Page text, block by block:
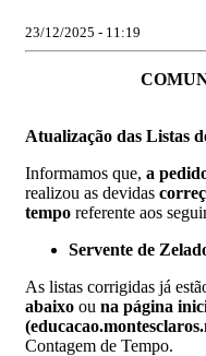
23/12/2025 - 11:19
Atualização das Listas
Informamos que, a
realizou as devidas
tempo referente aos
Servente de
As listas corrigidas já
abaixo ou na página
Contagem de Tempo.